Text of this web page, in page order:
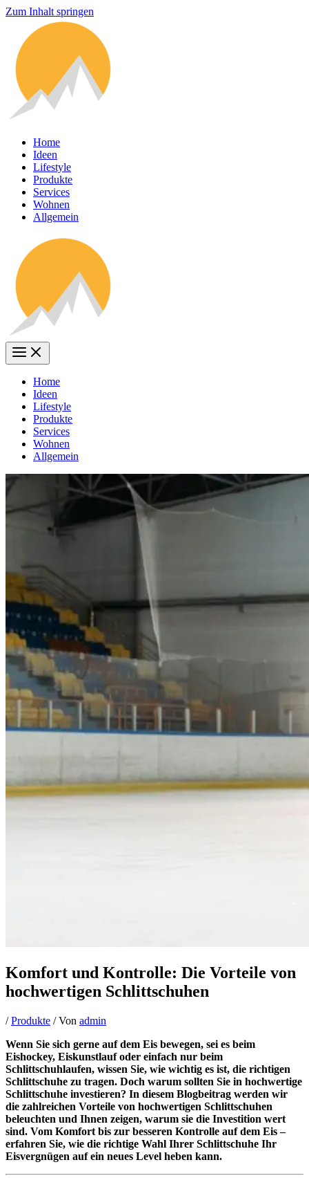
Zum Inhalt springen
Home
Ideen
Lifestyle
Produkte
Services
Wohnen
Allgemein
Home
Ideen
Lifestyle
Produkte
Services
Wohnen
Allgemein
Komfort und Kontrolle: Die Vorteile von
hochwertigen Schlittschuhen
/Produkte / Von admin
Wenn Sie sich gerne auf dem Eis bewegen, sei es beim
Eishockey, Eiskunstlauf oder einfach nur beim
Schlittschuhlaufen, wissen Sie, wie wichtig es ist, die richtigen
Schlittschuhe zu tragen. Doch warum sollten Sie in hochwertige
Schlittschuhe investieren? In diesem Blogbeitrag werden wir
die zahlreichen Vorteile von hochwertigen Schlittschuhen
beleuchten und Ihnen zeigen, warum sie die Investition wert
sind. Vom Komfort bis zur besseren Kontrolle auf dem Eis –
erfahren Sie, wie die richtige Wahl Ihrer Schlittschuhe Ihr
Eisvergnügen auf ein neues Level heben kann.